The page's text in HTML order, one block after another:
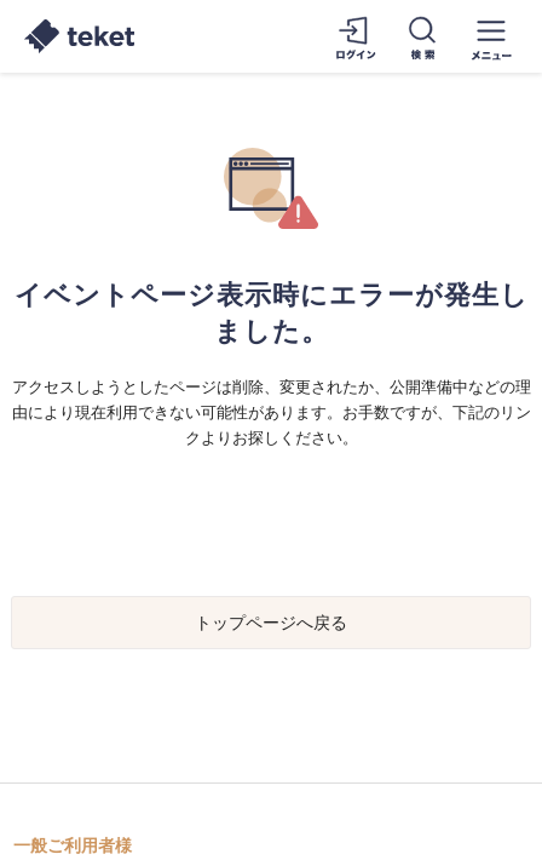
イベントページ表示時にエラーが発生し
ました。
アクセスしようとしたページは削除、変更されたか、公開準備中などの理
由により現在利用できない可能性があります。お手数ですが、下記のリン
クよりお探しください。
トップページへ戻る
一般ご利用者様